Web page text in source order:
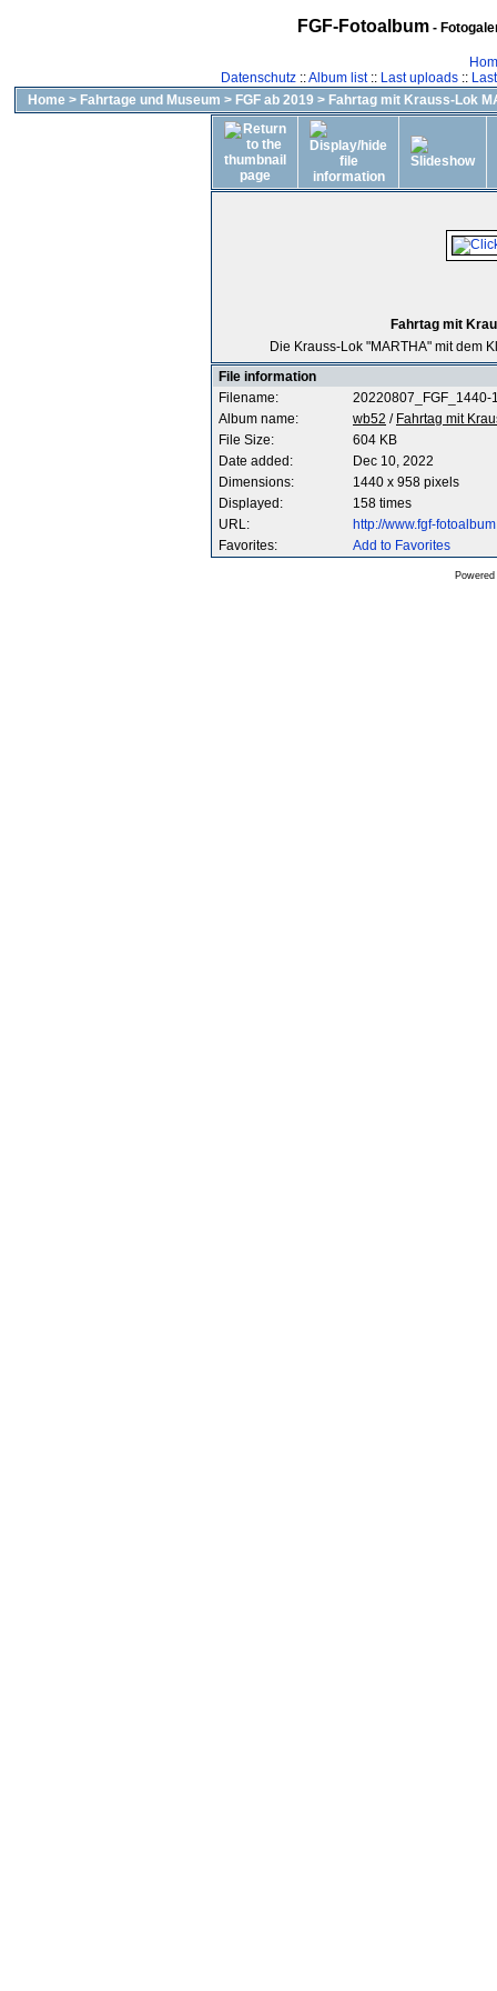
FGF-Fotoalbum-
Datenschutz::Album list:: Last uploads::
Home > Fahrtage und Museum > FGF ab 2019 > Fahrtag mit Krauss-Lok
Fahrtag mit
Die Krauss-Lok "MARTHA" mit dem
File information
Filename:
20220807_FGF_1440-
Album name:
wb52 / Fahrtag mit
File Size:
604 KB
Date added:
Dec 10, 2022
Dimensions:
1440 x 958 pixels
Displayed:
158 times
URL:
http://www.fgf-
Favorites:
Add to Favorites